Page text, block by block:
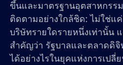
ขึ้นและมาตรฐานอุตสาหกรร
ติดตามอย่างใกล้ชิด: ไม่ใช่แ
บริษัทรายใดรายหนึ่งเท่านั้น
สำคัญว่า รัฐบาลและตลาดดิ
ได้อย่างไรในยุคแห่งการเปลี่